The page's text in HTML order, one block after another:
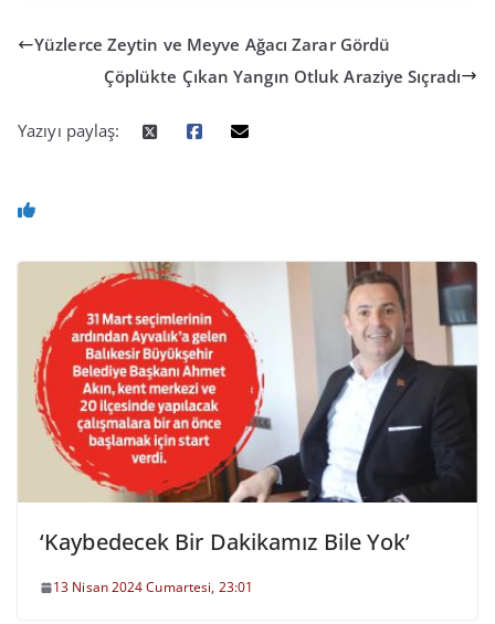
Yüzlerce Zeytin ve Meyve Ağacı Zarar Gördü
Çöplükte Çıkan Yangın Otluk Araziye Sıçradı
Yazıyı paylaş:
‘Kaybedecek Bir Dakikamız Bile Yok’
13 Nisan 2024 Cumartesi, 23:01